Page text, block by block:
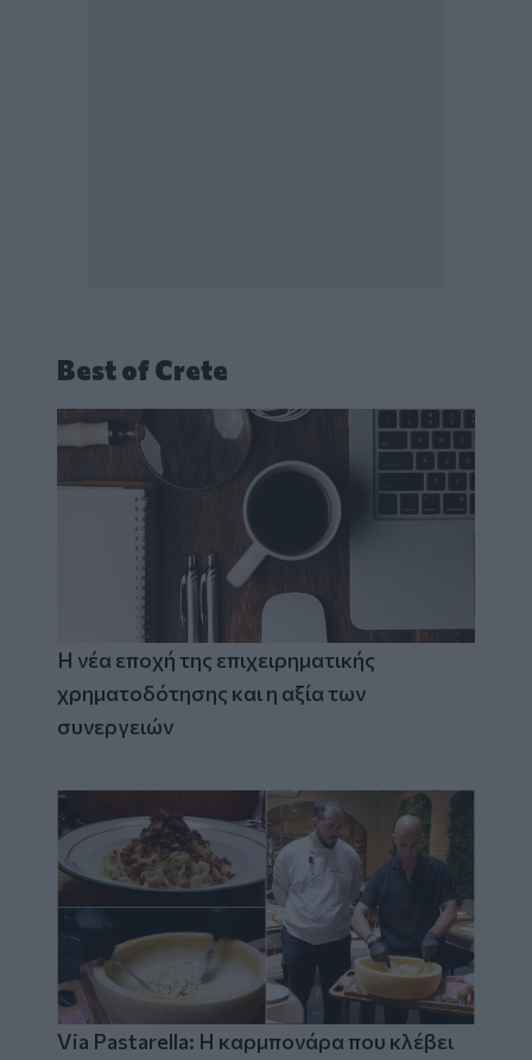
Best of Crete
Η νέα εποχή της επιχειρηματικής
χρηματοδότησης και η αξία των
συνεργειών
Via Pastarella: Η καρμπονάρα που κλέβει